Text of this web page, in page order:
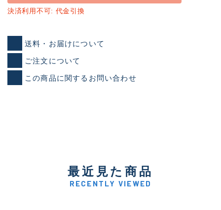
決済利用不可: 代金引換
送料・お届けについて
ご注文について
この商品に関するお問い合わせ
最近見た商品
RECENTLY VIEWED